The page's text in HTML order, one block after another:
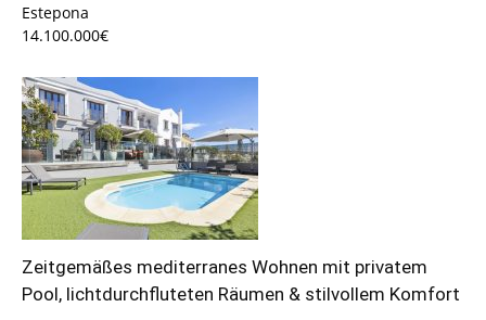
Estepona
14.100.000€
Zeitgemäßes mediterranes Wohnen mit privatem
Pool, lichtdurchfluteten Räumen & stilvollem Komfort